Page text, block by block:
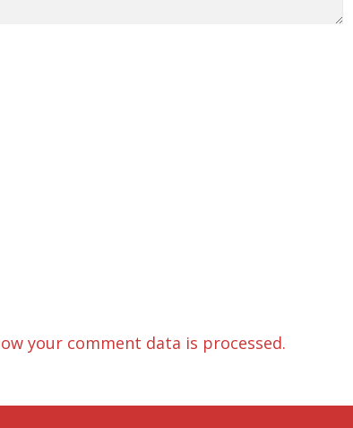
your comment data is processed.